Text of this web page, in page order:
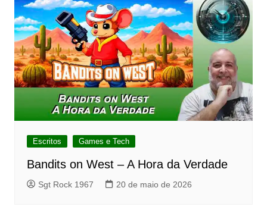
Escritos Games e Tech
Bandits on West – A Hora da Verdade
Sgt Rock 1967 20 de maio de 2026